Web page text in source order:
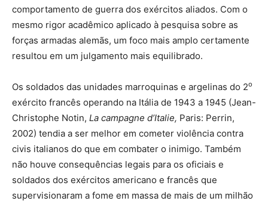
comportamento de guerra dos exércitos aliados. Com o
mesmo rigor acadêmico aplicado à pesquisa sobre as
forças armadas alemãs, um foco mais amplo certamente
resultou em um julgamento mais equilibrado.
Os soldados das unidades marroquinas e argelinas do 2o
exército francês operando na Itália de 1943 a 1945 (Jean-
Christophe Notin, La campagne d’Italie, Paris: Perrin,
2002) tendia a ser melhor em cometer violência contra
civis italianos do que em combater o inimigo. Também
não houve consequências legais para os oficiais e
soldados dos exércitos americano e francês que
supervisionaram a fome em massa de mais de um milhão